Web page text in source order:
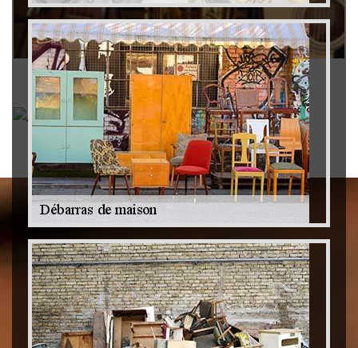
Rachat instrument de musique 79
Achat antiquité 79